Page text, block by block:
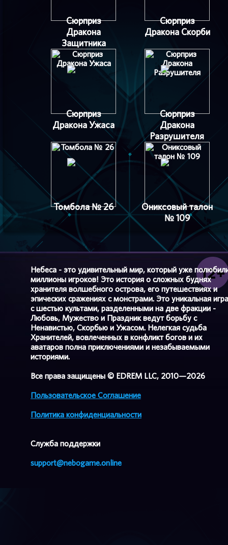
Сюрприз
Дракона
Защитника
Сюрприз
Дракона Скорби
Сюрприз
Дракона Ужаса
Сюрприз
Дракона
Разрушителя
Томбола № 26
Ониксовый талон
№ 109
Небеса - это удивительный мир, который уже
миллионы игроков! Это история о сложных буднях
хранителя волшебного острова, его путешествиях и
эпических сражениях с монстрами. Это уникальная игра
с шестью культами, разделенными на две фракции -
Любовь, Мужество и Праздник ведут борьбу с
Ненавистью, Скорбью и Ужасом. Нелегкая судьба
Хранителей, вовлеченных в конфликт богов и их
аватаров полна приключениями и незабываемыми
историями.
Все права защищены © EDREM LLC, 2010—2026
Пользовательское Соглашение
Политика конфиденциальности
Cлужба поддержки
support@nebogame.online